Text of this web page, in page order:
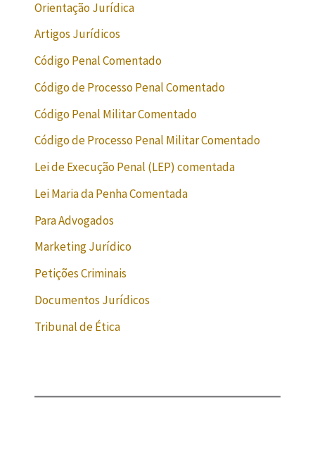
Orientação Jurídica
Artigos Jurídicos
Código Penal Comentado
Código de Processo Penal Comentado
Código Penal Militar Comentado
Código de Processo Penal Militar Comentado
Lei de Execução Penal (LEP) comentada
Lei Maria da Penha Comentada
Para Advogados
Marketing Jurídico
Petições Criminais
Documentos Jurídicos
Tribunal de Ética